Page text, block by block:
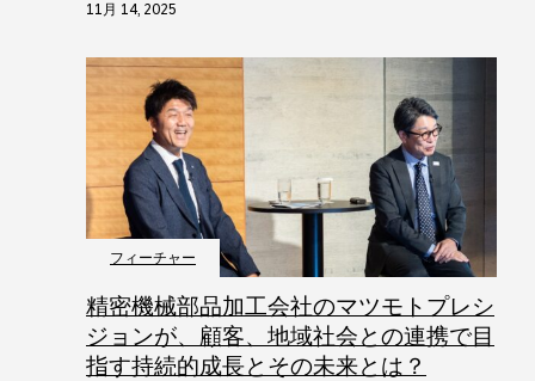
11月 14, 2025
フィーチャー
精密機械部品加工会社のマツモトプレシ
ジョンが、顧客、地域社会との連携で目
指す持続的成長とその未来とは？